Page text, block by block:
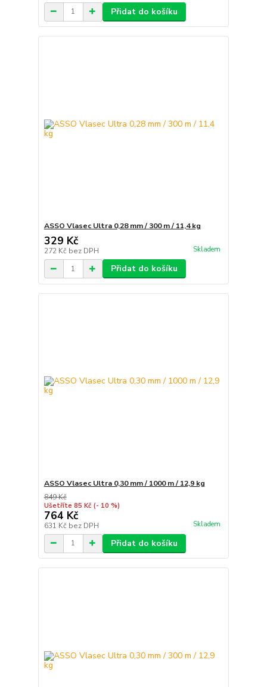
Přidat do košíku
ASSO Vlasec Ultra 0,28 mm / 300 m / 11,4 kg
329 Kč
272 Kč bez DPH Skladem
Přidat do košíku
ASSO Vlasec Ultra 0,30 mm / 1000 m / 12,9 kg
849 Kč
Ušetříte 85 Kč (- 10 %)
764 Kč
631 Kč bez DPH Skladem
Přidat do košíku